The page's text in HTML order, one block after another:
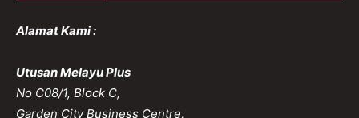
Alamat Kami :
Utusan Melayu Plus
No C08/1, Block C,
Garden City Business Centre,